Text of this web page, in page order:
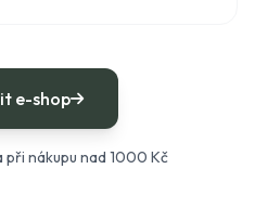
e-shop
nákupu nad 1000 Kč